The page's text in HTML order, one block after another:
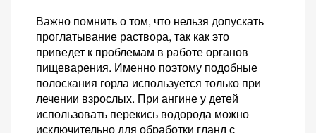
Важно помнить о том, что нельзя допускать
проглатывание раствора, так как это
приведет к проблемам в работе органов
пищеварения. Именно поэтому подобные
полоскания горла используется только при
лечении взрослых. При ангине у детей
использовать перекись водорода можно
исключительно для обработки гланд с